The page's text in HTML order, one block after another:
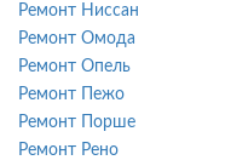
Ремонт Ниссан
Ремонт Омода
Ремонт Опель
Ремонт Пежо
Ремонт Порше
Ремонт Рено